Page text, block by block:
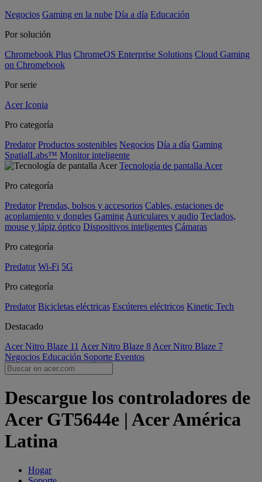
Negocios Gaming en la nube Día a día Educación
Por solución
Chromebook Plus ChromeOS Enterprise Solutions Cloud Gaming
on Chromebook
Por serie
Acer Iconia
Pro categoría
Predator Productos sostenibles Negocios Día a día Gaming
SpatialLabs™ Monitor inteligente
Tecnología de pantalla Acer
Pro categoría
Predator Prendas, bolsos y accesorios Cables, estaciones de
acoplamiento y dongles Gaming Auriculares y audio Teclados,
mouse y lápiz óptico Dispositivos inteligentes Cámaras
Pro categoría
Predator Wi-Fi 5G
Pro categoría
Predator Bicicletas eléctricas Escúteres eléctricos Kinetic Tech
Destacado
Acer Nitro Blaze 11 Acer Nitro Blaze 8 Acer Nitro Blaze 7
Negocios Educación Soporte Eventos
Descargue los controladores de
Acer GT5644e | Acer América
Latina
Hogar